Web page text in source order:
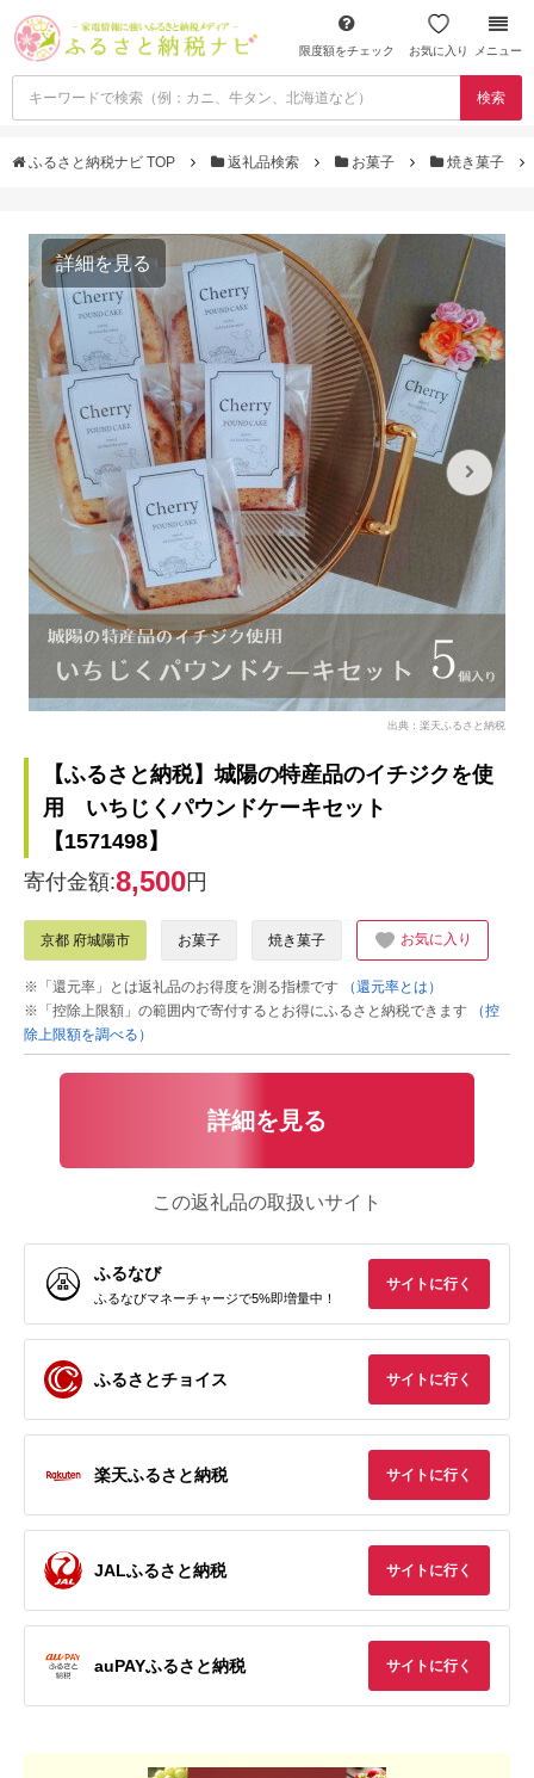
限度額をチェック お気に入り メニュー
検索
ふるさと納税ナビ TOP 返礼品検索 お菓子 焼き菓子
詳細を見る
出典：楽天ふるさと納税
【ふるさと納税】城陽の特産品のイチジクを使
用 いちじくパウンドケーキセット
【1571498】
寄付金額:8,500円
京都 府城陽市 お菓子 焼き菓子 お気に入り
※「還元率」とは返礼品のお得度を測る指標です
（還元率とは）
※「控除上限額」の範囲内で寄付するとお得にふるさと納税できます
（控
除上限額を調べる）
詳細を見る
この返礼品の取扱いサイト
ふるなび
ふるなびマネーチャージで5%即増量中！
サイトに行く
ふるさとチョイス サイトに行く
楽天ふるさと納税 サイトに行く
JALふるさと納税 サイトに行く
auPAYふるさと納税 サイトに行く